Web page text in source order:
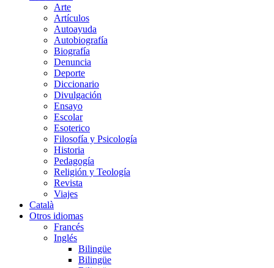
Arte
Artículos
Autoayuda
Autobiografía
Biografía
Denuncia
Deporte
Diccionario
Divulgación
Ensayo
Escolar
Esoterico
Filosofía y Psicología
Historia
Pedagogía
Religión y Teología
Revista
Viajes
Català
Otros idiomas
Francés
Inglés
Bilingüe
Bilingüe